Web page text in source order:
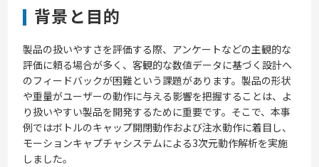
背景と目的
製品の扱いやすさを評価する際、アンケートなどの主観的な
評価に頼る場合が多く、客観的な数値データに基づく設計へ
のフィードバックが困難という課題があります。製品の形状
や重量がユーザーの動作に与える影響を把握することは、よ
り扱いやすい製品を開発するために重要です。そこで、本事
例ではボトルのキャップ開閉動作および注水動作に着目し、
モーションキャプチャシステムによる3次元動作解析を実施
しました。